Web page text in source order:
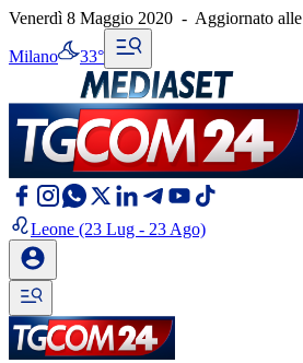
Venerdì 8 Maggio 2020 - Aggiornato alle
Milano 33°
Leone (23 Lug - 23 Ago)